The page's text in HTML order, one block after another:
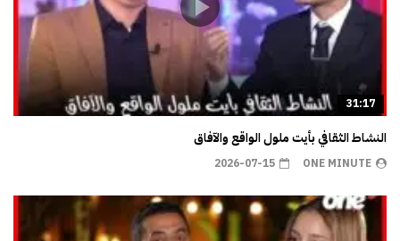
31:17
النشاط الثقافي بأيت ملول الواقع والآفاق
ONE MINUTE
2026-07-15